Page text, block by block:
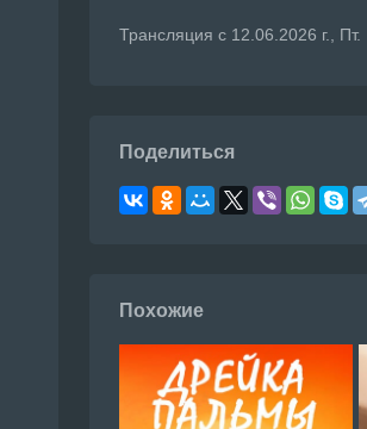
Трансляция с 12.06.2026 г., Пт.
Поделиться
Похожие